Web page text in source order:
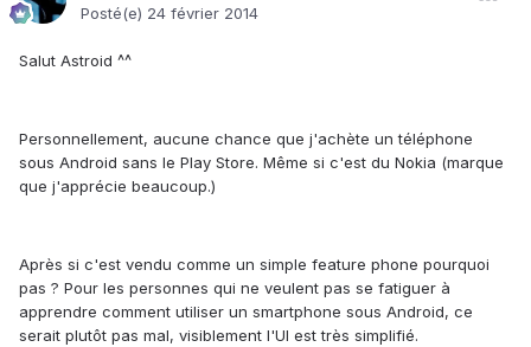
Posté(e) 24 février 2014
Salut Astroid ^^
Personnellement, aucune chance que j'achète un téléphone
sous Android sans le Play Store. Même si c'est du Nokia (marque
que j'apprécie beaucoup.)
Après si c'est vendu comme un simple feature phone pourquoi
pas ? Pour les personnes qui ne veulent pas se fatiguer à
apprendre comment utiliser un smartphone sous Android, ce
serait plutôt pas mal, visiblement l'UI est très simplifié.